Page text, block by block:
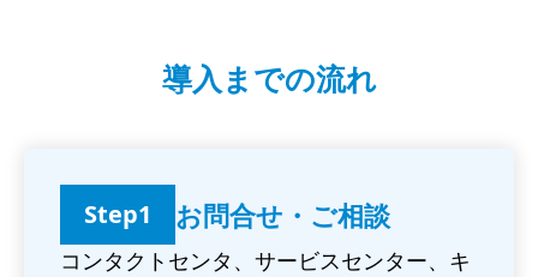
導入までの流れ
Step1 お問合せ・ご相談
コンタクトセンタ、サービスセンター、キ